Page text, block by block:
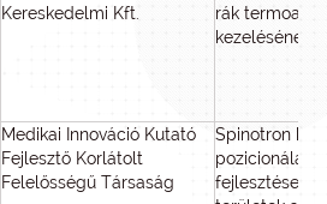
Kereskedelmi Kft.
rák
kezelésének
Medikai Innováció Kutató
Fejlesztő Korlátolt
Felelősségű Társaság
Spinotron
pozicionálás
fejlesztése